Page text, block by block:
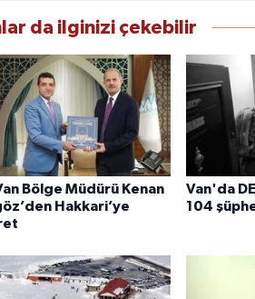
da ilginizi çekebilir
Bölge Müdürü Kenan
Hakkari’ye
Van'da
104